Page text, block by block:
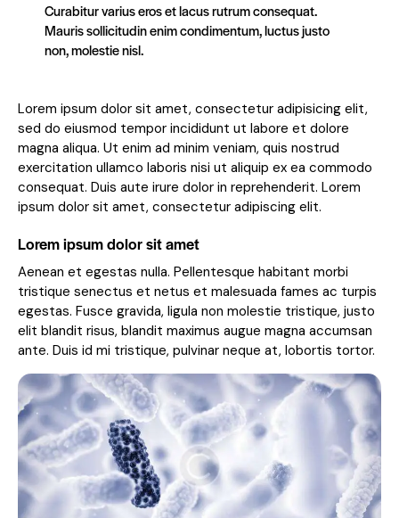
Curabitur varius eros et lacus rutrum consequat.
Mauris sollicitudin enim condimentum, luctus justo
non, molestie nisl.
Lorem ipsum dolor sit amet, consectetur adipisicing elit,
sed do eiusmod tempor incididunt ut labore et dolore
magna aliqua. Ut enim ad minim veniam, quis nostrud
exercitation ullamco laboris nisi ut aliquip ex ea commodo
consequat. Duis aute irure dolor in reprehenderit. Lorem
ipsum dolor sit amet, consectetur adipiscing elit.
Lorem ipsum dolor sit amet
Aenean et egestas nulla. Pellentesque habitant morbi
tristique senectus et netus et malesuada fames ac turpis
egestas. Fusce gravida, ligula non molestie tristique, justo
elit blandit risus, blandit maximus augue magna accumsan
ante. Duis id mi tristique, pulvinar neque at, lobortis tortor.